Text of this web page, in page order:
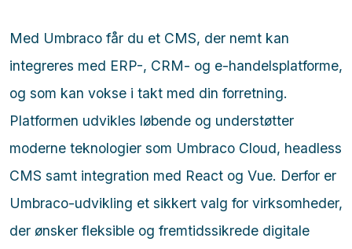
Med Umbraco får du et CMS, der nemt kan
integreres med ERP-, CRM- og e-handelsplatforme,
og som kan vokse i takt med din forretning.
Platformen udvikles løbende og understøtter
moderne teknologier som Umbraco Cloud, headless
CMS samt integration med React og Vue. Derfor er
Umbraco-udvikling et sikkert valg for virksomheder,
der ønsker fleksible og fremtidssikrede digitale